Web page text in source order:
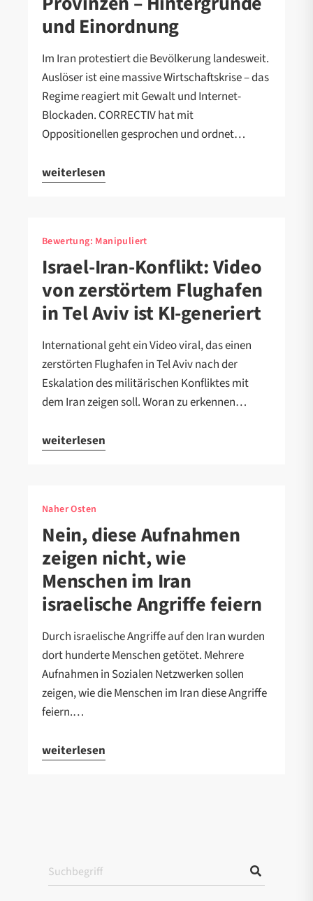
und Einordnung
Im Iran protestiert die Bevölkerung landesweit.
Auslöser ist eine massive Wirtschaftskrise – das
Regime reagiert mit Gewalt und Internet-
Blockaden. CORRECTIV hat mit
Oppositionellen gesprochen und ordnet…
weiterlesen
Bewertung: Manipuliert
Israel-Iran-Konflikt: Video
von zerstörtem Flughafen
in Tel Aviv ist KI-generiert
International geht ein Video viral, das einen
zerstörten Flughafen in Tel Aviv nach der
Eskalation des militärischen Konfliktes mit
dem Iran zeigen soll. Woran zu erkennen…
weiterlesen
Naher Osten
Nein, diese Aufnahmen
zeigen nicht, wie
Menschen im Iran
israelische Angriffe feiern
Durch israelische Angriffe auf den Iran wurden
dort hunderte Menschen getötet. Mehrere
Aufnahmen in Sozialen Netzwerken sollen
zeigen, wie die Menschen im Iran diese Angriffe
feiern.…
weiterlesen